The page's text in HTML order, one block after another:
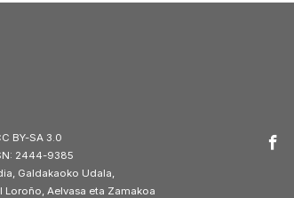
BY-SA 3.0
2444-9385
Galdakaoko Udala,
Aelvasa eta Zamakoa